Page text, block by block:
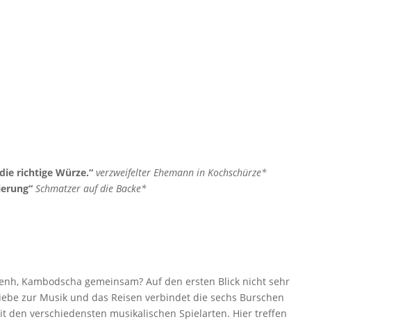
richtige Würze.“ verzweifelter Ehemann in Kochschürze*
Schmatzer auf die Backe*
Kambodscha gemeinsam? Auf den ersten Blick nicht sehr
zur Musik und das Reisen verbindet die sechs Burschen
den verschiedensten musikalischen Spielarten. Hier treffen